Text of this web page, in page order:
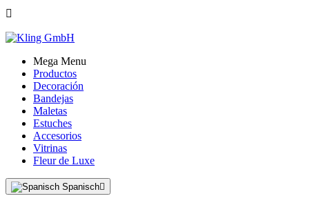

Mega Menu
Productos
Decoración
Bandejas
Maletas
Estuches
Accesorios
Vitrinas
Fleur de Luxe
Spanisch